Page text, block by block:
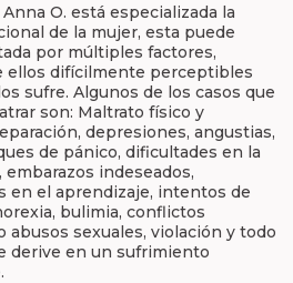
O. está especializada la
de la mujer, esta puede
por múltiples factores,
ellos difícilmente perceptibles
sufre. Algunos de los casos que
son: Maltrato físico y
depresiones, angustias,
de pánico, dificultades en la
embarazos indeseados,
en el aprendizaje, intentos de
bulimia, conflictos
abusos sexuales, violación y todo
derive en un sufrimiento